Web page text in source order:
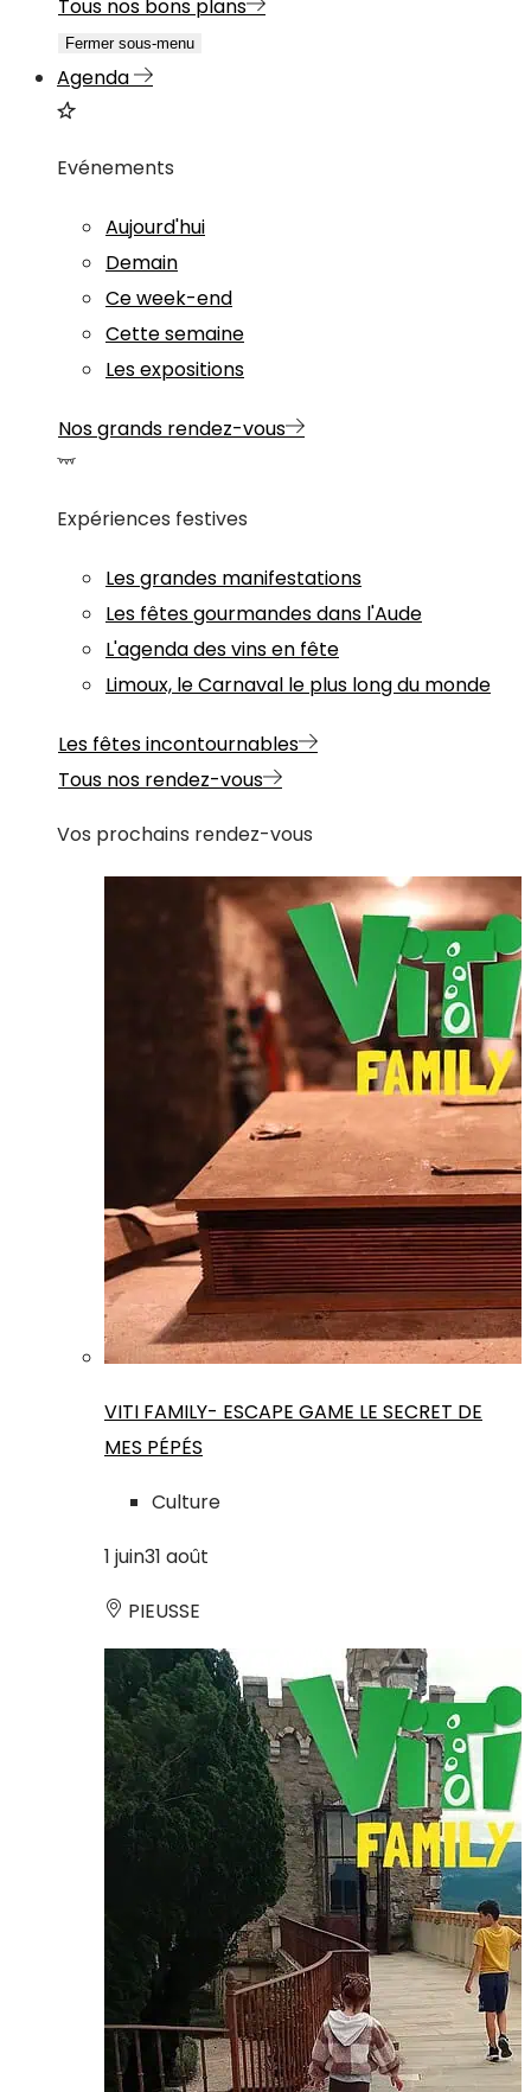
Tous nos bons plans
Fermer sous-menu
Agenda
Evénements
Aujourd'hui
Demain
Ce week-end
Cette semaine
Les expositions
Nos grands rendez-vous
Expériences festives
Les grandes manifestations
Les fêtes gourmandes dans l'Aude
L'agenda des vins en fête
Limoux, le Carnaval le plus long du monde
Les fêtes incontournables
Tous nos rendez-vous
Vos prochains rendez-vous
VITI FAMILY- ESCAPE GAME LE SECRET DE
MES PÉPÉS
Culture
1 juin31 août
PIEUSSE